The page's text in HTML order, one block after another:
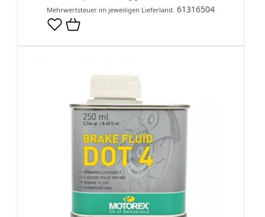
Mehrwertsteuer im jeweiligen Lieferland. 61316504